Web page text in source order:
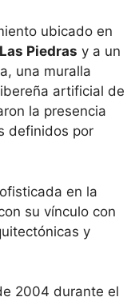
ubicado en
Las Piedras y a un
una muralla
artificial de
la presencia
definidos por
en la
su vínculo con
y
2004 durante el